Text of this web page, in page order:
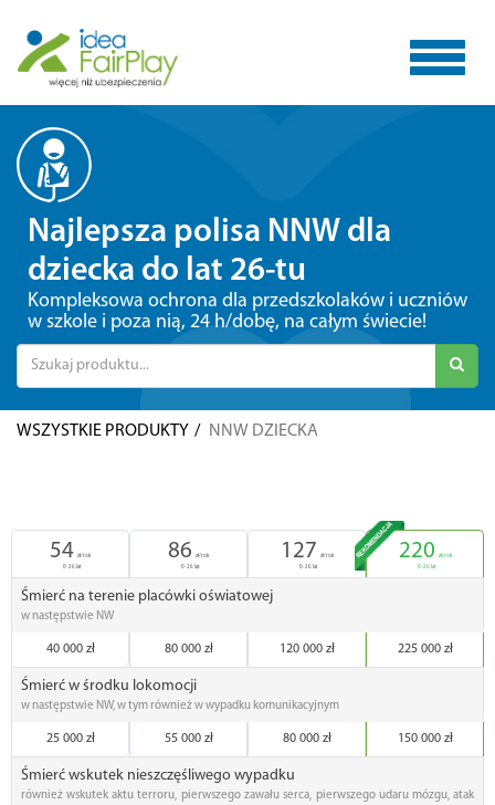
Toggle
Najlepsza polisa NNW dla
dziecka do lat 26-tu
Kompleksowa ochrona dla przedszkolaków i uczniów
w szkole i poza nią, 24 h/dobę, na całym świecie!
WSZYSTKIE PRODUKTY NNW DZIECKA
54 zł/rok
0-26 lat
86
zł/rok
0-26 lat
127
zł/rok
0-26 lat
220
zł/rok
0-26 lat
Śmierć na terenie placówki oświatowej
w następstwie NW
40 000 zł 80 000 zł 120 000 zł 225 000 zł
Śmierć w środku lokomocji
w następstwie NW, w tym również w wypadku komunikacyjnym
25 000 zł 55 000 zł 80 000 zł 150 000 zł
Śmierć wskutek nieszczęśliwego wypadku
również wskutek aktu terroru, pierwszego zawału serca, pierwszego udaru mózgu, atak